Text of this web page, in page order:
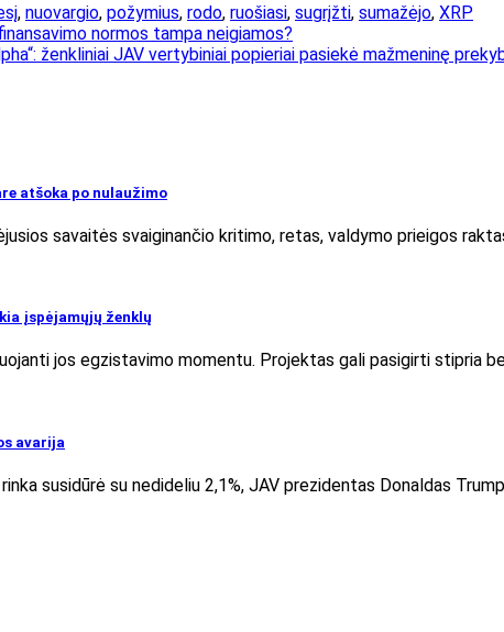
, nuovargio, požymius, rodo, ruošiasi, sugrįžti, sumažėjo, XRP
normos tampa neigiamos?
ženkliniai JAV vertybiniai popieriai pasiekė mažmeninę
atšoka po nulaužimo
savaitės svaiginančio kritimo, retas, valdymo prieigos
įspėjamųjų ženklų
jos egzistavimo momentu. Projektas gali pasigirti stipria
avarija
susidūrė su nedideliu 2,1%, JAV prezidentas Donaldas